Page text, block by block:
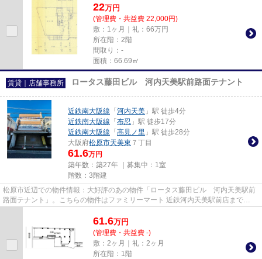
22万円
(管理費・共益費 22,000円)
敷：1ヶ月｜礼：66万円
所在階：2階
間取り：-
面積：66.69㎡
賃貸｜店舗事務所 ロータス藤田ビル 河内天美駅前路面テナント
近鉄南大阪線 「 河内天美 」駅 徒歩4分
近鉄南大阪線 「 布忍 」駅 徒歩17分
近鉄南大阪線 「 高見ノ里 」駅 徒歩28分
大阪府松原市天美東 ７丁目
61.6万円
築年数：築27年 ｜募集中： 1室
階数：3階建
松原市近辺での物件情報：大好評のあの物件「ロータス藤田ビル 河内天美駅前
路面テナント」。こちらの物件はファミリーマート 近鉄河内天美駅前店まで
61.6万円
(管理費・共益費 -)
敷：2ヶ月｜礼：2ヶ月
所在階：1階